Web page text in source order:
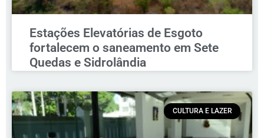
Estações Elevatórias de Esgoto
fortalecem o saneamento em Sete
Quedas e Sidrolândia
CULTURA E LAZER